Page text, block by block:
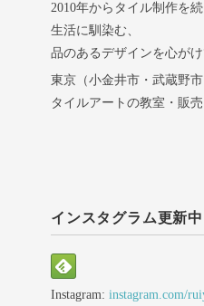
2010年からタイル制作を続
生活に馴染む、
品のあるデザインを心がけ
東京（小金井市・武蔵野
タイルアートの教室・販
インスタグラム更新中
Instagram: instagram.com/